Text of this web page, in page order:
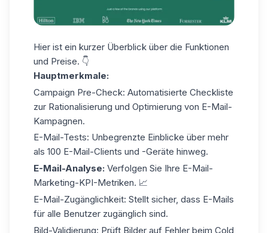
Hier ist ein kurzer Überblick über die Funktionen
und Preise. 👇
Hauptmerkmale:
Campaign Pre-Check: Automatisierte Checkliste
zur Rationalisierung und Optimierung von E-Mail-
Kampagnen.
E-Mail-Tests: Unbegrenzte Einblicke über mehr
als 100 E-Mail-Clients und -Geräte hinweg.
E-Mail-Analyse: Verfolgen Sie Ihre E-Mail-
Marketing-KPI-Metriken. 📈
E-Mail-Zugänglichkeit: Stellt sicher, dass E-Mails
für alle Benutzer zugänglich sind.
Bild-Validierung: Prüft Bilder auf Fehler beim Cold